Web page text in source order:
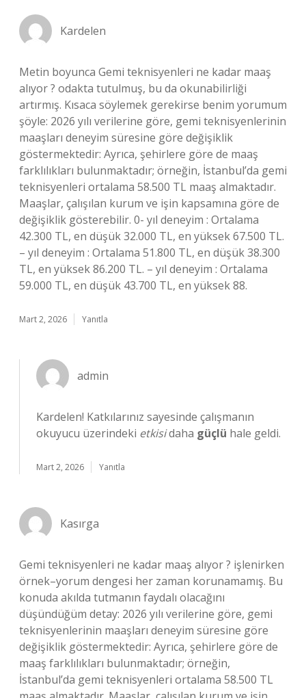
Kardelen
Metin boyunca Gemi teknisyenleri ne kadar maaş
alıyor ? odakta tutulmuş, bu da okunabilirliği
artırmış. Kısaca söylemek gerekirse benim yorumum
şöyle: 2026 yılı verilerine göre, gemi teknisyenlerinin
maaşları deneyim süresine göre değişiklik
göstermektedir: Ayrıca, şehirlere göre de maaş
farklılıkları bulunmaktadır; örneğin, İstanbul’da gemi
teknisyenleri ortalama 58.500 TL maaş almaktadır.
Maaşlar, çalışılan kurum ve işin kapsamına göre de
değişiklik gösterebilir. 0- yıl deneyim : Ortalama
42.300 TL, en düşük 32.000 TL, en yüksek 67.500 TL.
– yıl deneyim : Ortalama 51.800 TL, en düşük 38.300
TL, en yüksek 86.200 TL. – yıl deneyim : Ortalama
59.000 TL, en düşük 43.700 TL, en yüksek 88.
Mart 2, 2026 Yanıtla
admin
Kardelen! Katkılarınız sayesinde çalışmanın
okuyucu üzerindeki etkisidaha güçlü hale geldi.
Mart 2, 2026 Yanıtla
Kasırga
Gemi teknisyenleri ne kadar maaş alıyor ? işlenirken
örnek–yorum dengesi her zaman korunamamış. Bu
konuda akılda tutmanın faydalı olacağını
düşündüğüm detay: 2026 yılı verilerine göre, gemi
teknisyenlerinin maaşları deneyim süresine göre
değişiklik göstermektedir: Ayrıca, şehirlere göre de
maaş farklılıkları bulunmaktadır; örneğin,
İstanbul’da gemi teknisyenleri ortalama 58.500 TL